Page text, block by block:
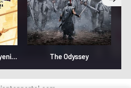
Örümcek-Adam: Yepyeni Bir Gün The Odyssey